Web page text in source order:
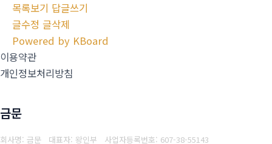
목록보기 답글쓰기
글수정 글삭제
Powered by KBoard
이용약관
개인정보처리방침
금문
회사명: 금문 대표자: 왕인부 사업자등록번호: 607-38-55143